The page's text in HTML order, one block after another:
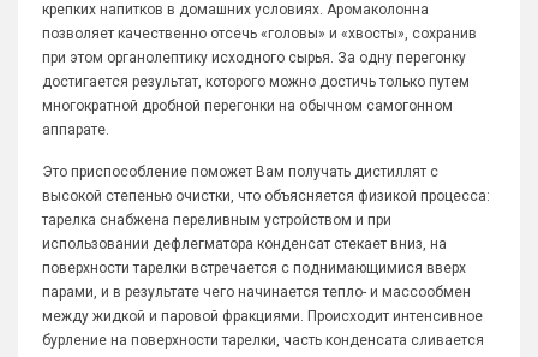
крепких напитков в домашних условиях. Аромаколонна
позволяет качественно отсечь «головы» и «хвосты», сохранив
при этом органолептику исходного сырья. За одну перегонку
достигается результат, которого можно достичь только путем
многократной дробной перегонки на обычном самогонном
аппарате.
Это приспособление поможет Вам получать дистиллят с
высокой степенью очистки, что объясняется физикой процесса:
тарелка снабжена переливным устройством и при
использовании дефлегматора конденсат стекает вниз, на
поверхности тарелки встречается с поднимающимися вверх
парами, и в результате чего начинается тепло- и массообмен
между жидкой и паровой фракциями. Происходит интенсивное
бурление на поверхности тарелки, часть конденсата сливается